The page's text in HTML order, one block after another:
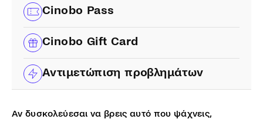
Cinobo Pass
Cinobo Gift Card
Αντιμετώπιση προβλημάτων
Αν δυσκολεύεσαι να βρεις αυτό που ψάχνεις,